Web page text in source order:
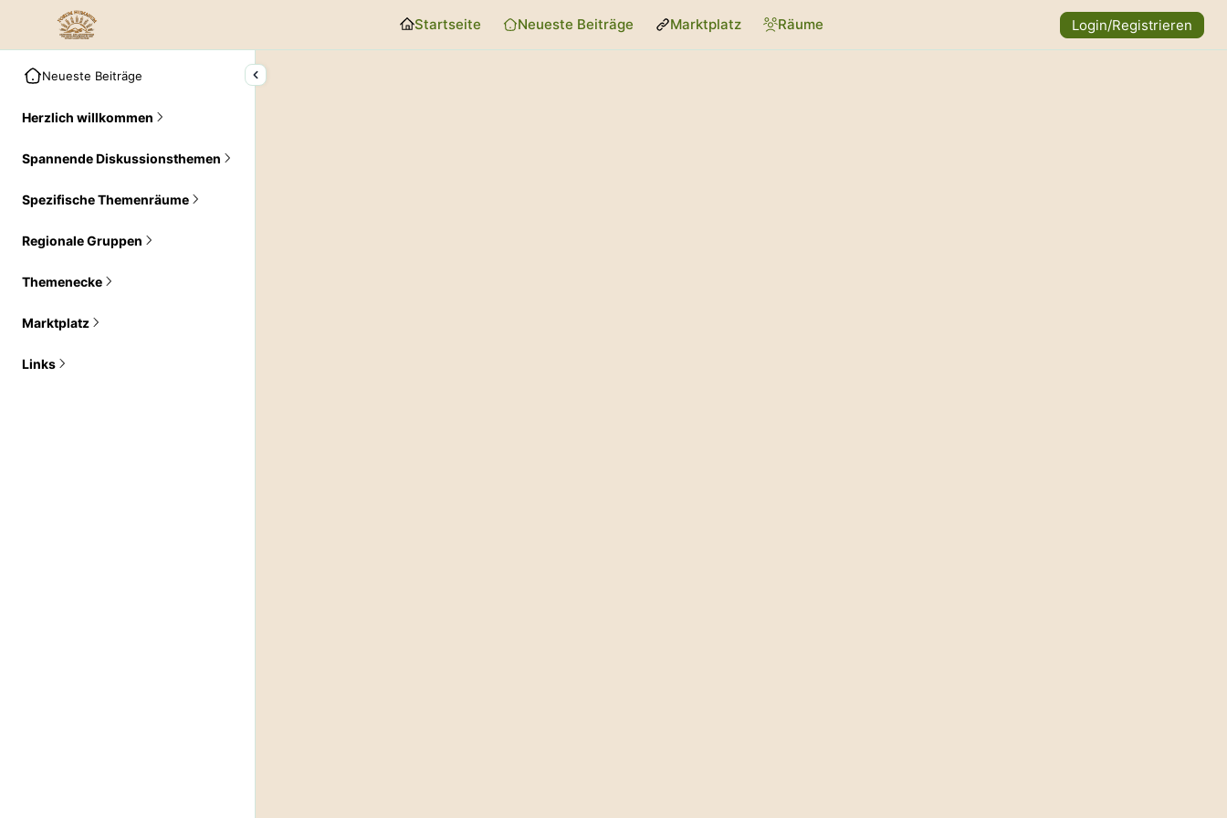
Startseite Neueste Beiträge Marktplatz Räume Login/Registrieren
Neueste Beiträge
Herzlich willkommen
Spannende Diskussionsthemen
Spezifische Themenräume
Regionale Gruppen
Themenecke
Marktplatz
Links